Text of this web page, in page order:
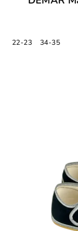
22-23
34-35